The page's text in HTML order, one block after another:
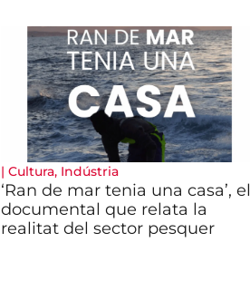
| Cultura, Indústria
‘Ran de mar tenia una casa’, el
documental que relata la
realitat del sector pesquer